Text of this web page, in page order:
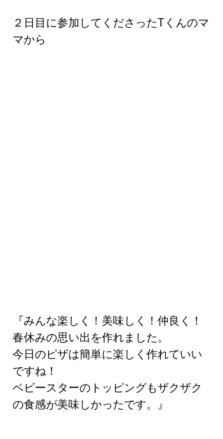
２日目に参加してくださったTくんのマ
マから
『みんな楽しく！美味しく！仲良く！
春休みの思い出を作れました。
今日のピザは簡単に楽しく作れていい
ですね！
ベビースターのトッピングもザクザク
の食感が美味しかったです。』